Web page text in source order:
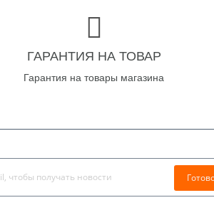
ГАРАНТИЯ НА ТОВАР
Гарантия на товары магазина